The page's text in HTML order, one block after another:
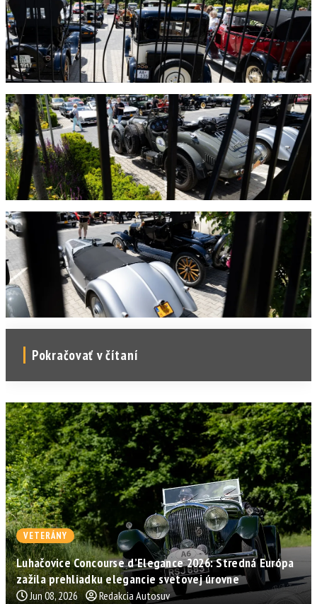
Pokračovať v čítaní
VETERÁNY
Luhačovice Concourse d’Elegance 2026: Stredná Európa
zažila prehliadku elegancie svetovej úrovne
Jun 08, 2026 Redakcia Autosuv